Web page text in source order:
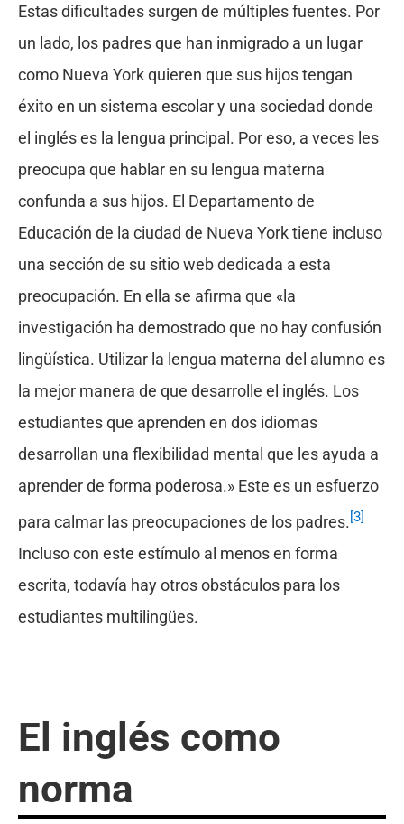
Estas dificultades surgen de múltiples fuentes. Por
un lado, los padres que han inmigrado a un lugar
como Nueva York quieren que sus hijos tengan
éxito en un sistema escolar y una sociedad donde
el inglés es la lengua principal. Por eso, a veces les
preocupa que hablar en su lengua materna
confunda a sus hijos. El Departamento de
Educación de la ciudad de Nueva York tiene incluso
una sección de su sitio web dedicada a esta
preocupación. En ella se afirma que «la
investigación ha demostrado que no hay confusión
lingüística. Utilizar la lengua materna del alumno es
la mejor manera de que desarrolle el inglés. Los
estudiantes que aprenden en dos idiomas
desarrollan una flexibilidad mental que les ayuda a
aprender de forma poderosa.» Este es un esfuerzo
para calmar las preocupaciones de los padres.[3]
Incluso con este estímulo al menos en forma
escrita, todavía hay otros obstáculos para los
estudiantes multilingües.
El inglés como
norma